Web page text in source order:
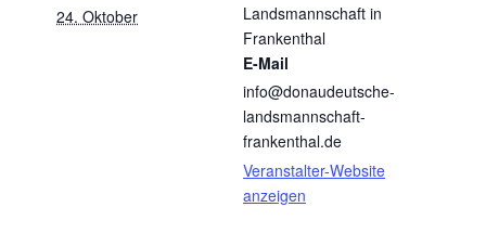
24. Oktober
Landsmannschaft in
Frankenthal
E-Mail
info@donaudeutsche-
landsmannschaft-
frankenthal.de
Veranstalter-Website
anzeigen